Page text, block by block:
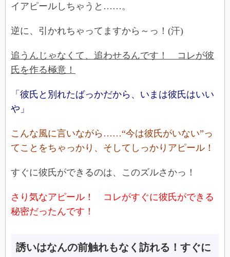
イアピールしちゃうと……。
逆に、引かれちゃってますから～っ！(汗)
追うんじゃなくて、追わせるんです！ コレが彼
氏を作る極意！
「彼氏と別れたばっかだから、いまは彼氏はいい
や」
こんな風に言いながら……“今は彼氏がいない”っ
てことをちゃっかり、そしてしっかりアピール！
すぐに彼氏ができるのは、このズルさかっ！
さり気なアピール！ コレがすぐに彼氏ができる
秘密だったんです！
誘いはなんの前触れもなく訪れる！すぐに